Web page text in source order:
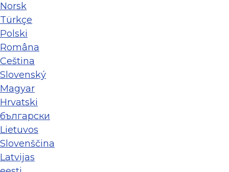
Norsk
Türkçe
Polski
Româna
Ceština
Slovenský
Magyar
Hrvatski
български
Lietuvos
Slovenščina
Latvijas